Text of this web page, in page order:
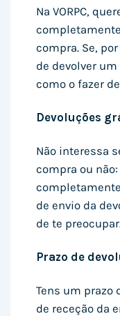
Na VORPC,
compra. Se,
de devolver
como o fazer
Devoluções
Não interessa
compra ou
de envio da
de te
Prazo de
Tens um prazo
de receção da